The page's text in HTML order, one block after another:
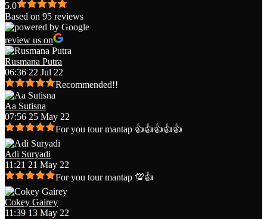
5.0
Based on 95 reviews
review us on
Rusmana Putra
06:36 22 Jul 22
Recommended!!
Aa Sutisna
07:56 25 May 22
For you tour mantap 👍👍👍👍👍
Adi Suryadi
11:21 21 May 22
For you tour mantap 💯👍
Cokey Gairey
11:39 13 May 22